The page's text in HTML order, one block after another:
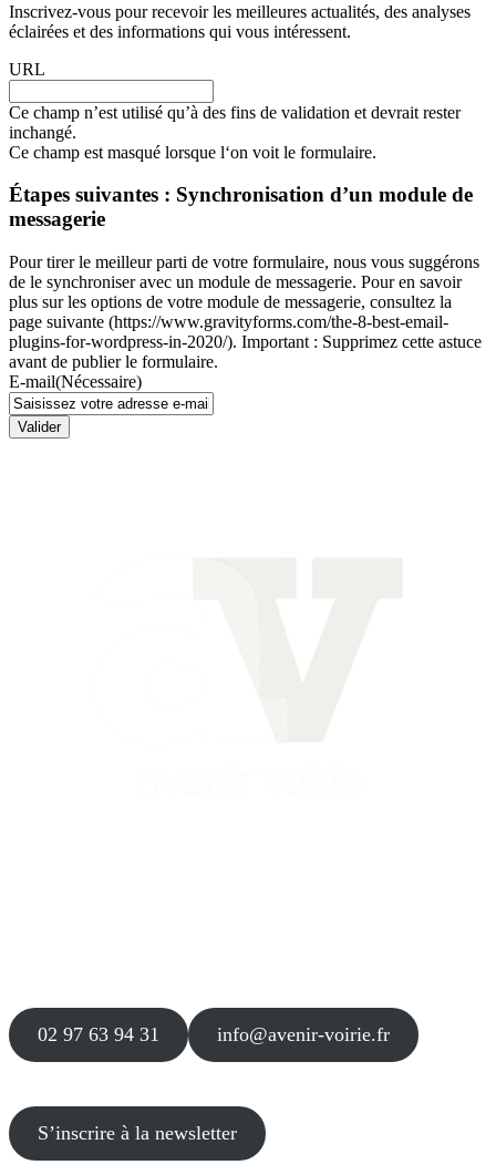
Inscrivez-vous pour recevoir les meilleures actualités, des analyses
éclairées et des informations qui vous intéressent.
URL
Ce champ n’est utilisé qu’à des fins de validation et devrait rester
inchangé.
Ce champ est masqué lorsque l‘on voit le formulaire.
Étapes suivantes : Synchronisation d’un module de
messagerie
Pour tirer le meilleur parti de votre formulaire, nous vous suggérons
de le synchroniser avec un module de messagerie. Pour en savoir
plus sur les options de votre module de messagerie, consultez la
page suivante (https://www.gravityforms.com/the-8-best-email-
plugins-for-wordpress-in-2020/). Important : Supprimez cette astuce
avant de publier le formulaire.
E-mail(Nécessaire)
Valider
02 97 63 94 31 info@avenir-voirie.fr
S’inscrire à la newsletter